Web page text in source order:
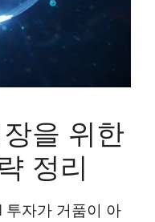
을 위한
정리
투자가 거품이 아